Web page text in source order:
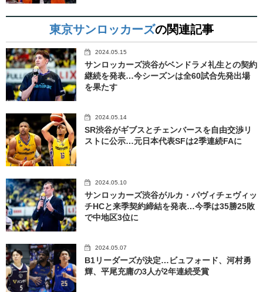
東京サンロッカーズの関連記事
2024.05.15
サンロッカーズ渋谷がベンドラメ礼生との契約
継続を発表…今シーズンは全60試合先発出場
を果たす
2024.05.14
SR渋谷がギブスとチェンバースを自由交渉リ
ストに公示…元日本代表SFは2季連続FAに
2024.05.10
サンロッカーズ渋谷がルカ・パヴィチェヴィッ
チHCと来季契約締結を発表…今季は35勝25敗
で中地区3位に
2024.05.07
B1リーダーズが決定…ビュフォード、河村勇
輝、平尾充庸の3人が2年連続受賞